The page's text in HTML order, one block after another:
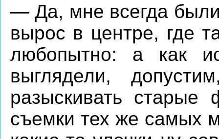
— Да, мне всегда
вырос в центре, где
любопытно: а как
выглядели,
разыскивать старые
съемки тех же самых